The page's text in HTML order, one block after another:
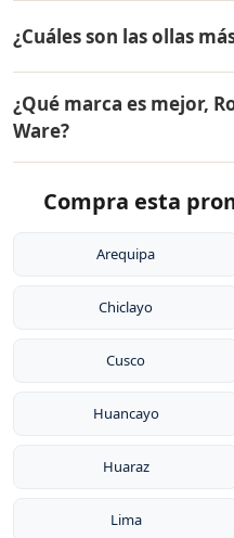
inoxidable quirúrgico 18/
Este tipo de acero es
sustancias tóxicas, no
es extremadamente
¿Cuáles son las ollas
inoxidable quirúrgico 18/
liberan sustancias tóxicas,
alimentos ácidos, y
grasa, conservando
vitaminas y minerales.
¿Qué marca es mejor,
Ware?
pero Rena Ware se
su sistema de cocción sin
más de 20 países y es
Compra esta
Arequipa
Chiclayo
Cusco
Huancayo
Huaraz
Lima